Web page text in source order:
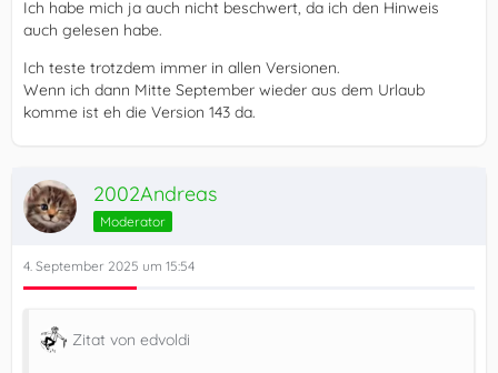
Ich habe mich ja auch nicht beschwert, da ich den Hinweis
auch gelesen habe.
Ich teste trotzdem immer in allen Versionen.
Wenn ich dann Mitte September wieder aus dem Urlaub
komme ist eh die Version 143 da.
2002Andreas
Moderator
4. September 2025 um 15:54
Zitat von edvoldi